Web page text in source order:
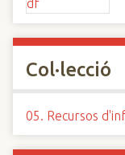
Col·lecció
05. Recursos